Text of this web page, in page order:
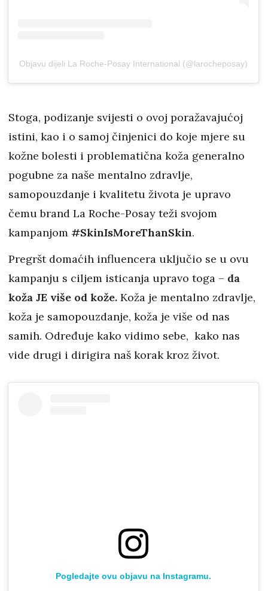
Objavu dijeli La Roche-Posay International (@larocheposay)
Stoga, podizanje svijesti o ovoj poražavajućoj
istini, kao i o samoj činjenici do koje mjere su
kožne bolesti i problematična koža generalno
pogubne za naše mentalno zdravlje,
samopouzdanje i kvalitetu života je upravo
čemu brand La Roche-Posay teži svojom
kampanjom #SkinIsMoreThanSkin.
Pregršt domaćih influencera uključio se u ovu
kampanju s ciljem isticanja upravo toga – da
koža JE više od kože. Koža je mentalno zdravlje,
koža je samopouzdanje, koža je više od nas
samih. Određuje kako vidimo sebe, kako nas
vide drugi i dirigira naš korak kroz život.
Pogledajte ovu objavu na Instagramu.